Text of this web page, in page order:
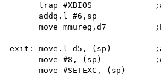
trap #XBIOS
      addq.l #6,sp
move mmureg,d7
exit: move.l d5,-(sp)
move #8,-(sp)
      move #SETEXC,-(sp)